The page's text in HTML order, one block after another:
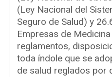
(Ley Nacional del
Seguro de Salud) y
Empresas de
reglamentos,
toda índole que se
de salud reglados por